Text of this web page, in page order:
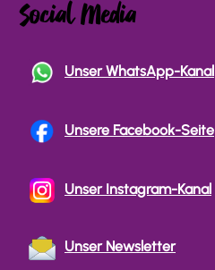
Social Media
Unser WhatsApp-Kanal
Unsere Facebook-Seite
Unser Instagram-Kanal
Unser Newsletter